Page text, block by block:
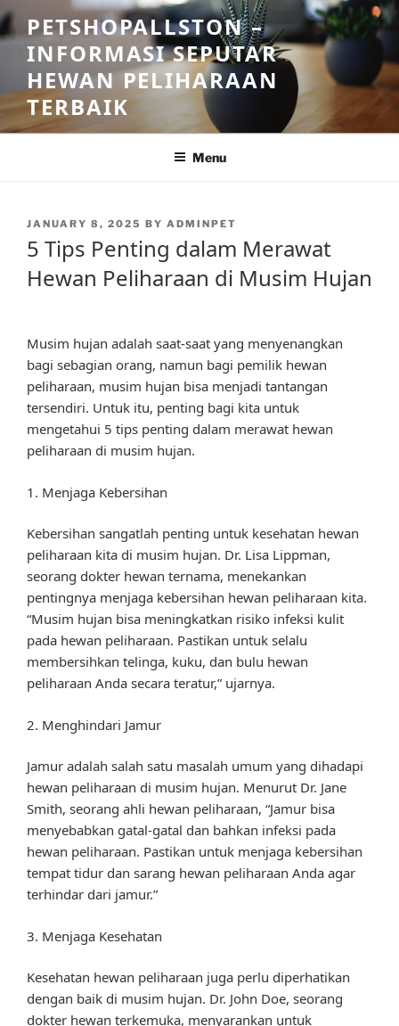
Skip
to
content
PETSHOPALLSTON –
INFORMASI SEPUTAR
HEWAN PELIHARAAN
TERBAIK
Menu
POSTED
JANUARY 8, 2025 BY ADMINPET
5 Tips Penting dalam Merawat
Hewan Peliharaan di Musim Hujan
Musim hujan adalah saat-saat yang menyenangkan
bagi sebagian orang, namun bagi pemilik hewan
peliharaan, musim hujan bisa menjadi tantangan
tersendiri. Untuk itu, penting bagi kita untuk
mengetahui 5 tips penting dalam merawat hewan
peliharaan di musim hujan.
1. Menjaga Kebersihan
Kebersihan sangatlah penting untuk kesehatan hewan
peliharaan kita di musim hujan. Dr. Lisa Lippman,
seorang dokter hewan ternama, menekankan
pentingnya menjaga kebersihan hewan peliharaan kita.
“Musim hujan bisa meningkatkan risiko infeksi kulit
pada hewan peliharaan. Pastikan untuk selalu
membersihkan telinga, kuku, dan bulu hewan
peliharaan Anda secara teratur,” ujarnya.
2. Menghindari Jamur
Jamur adalah salah satu masalah umum yang dihadapi
hewan peliharaan di musim hujan. Menurut Dr. Jane
Smith, seorang ahli hewan peliharaan, “Jamur bisa
menyebabkan gatal-gatal dan bahkan infeksi pada
hewan peliharaan. Pastikan untuk menjaga kebersihan
tempat tidur dan sarang hewan peliharaan Anda agar
terhindar dari jamur.”
3. Menjaga Kesehatan
Kesehatan hewan peliharaan juga perlu diperhatikan
dengan baik di musim hujan. Dr. John Doe, seorang
dokter hewan terkemuka, menyarankan untuk